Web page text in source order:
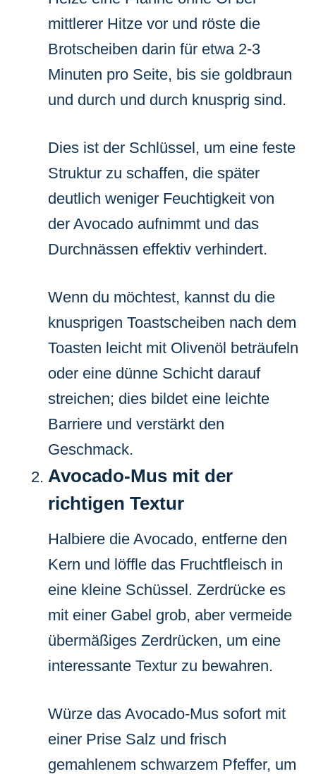
mittlerer Hitze vor und röste die
Brotscheiben darin für etwa 2-3
Minuten pro Seite, bis sie goldbraun
und durch und durch knusprig sind.
Dies ist der Schlüssel, um eine feste
Struktur zu schaffen, die später
deutlich weniger Feuchtigkeit von
der Avocado aufnimmt und das
Durchnässen effektiv verhindert.
Wenn du möchtest, kannst du die
knusprigen Toastscheiben nach dem
Toasten leicht mit Olivenöl beträufeln
oder eine dünne Schicht darauf
streichen; dies bildet eine leichte
Barriere und verstärkt den
Geschmack.
Avocado-Mus mit der
richtigen Textur
Halbiere die Avocado, entferne den
Kern und löffle das Fruchtfleisch in
eine kleine Schüssel. Zerdrücke es
mit einer Gabel grob, aber vermeide
übermäßiges Zerdrücken, um eine
interessante Textur zu bewahren.
Würze das Avocado-Mus sofort mit
einer Prise Salz und frisch
gemahlenem schwarzem Pfeffer, um